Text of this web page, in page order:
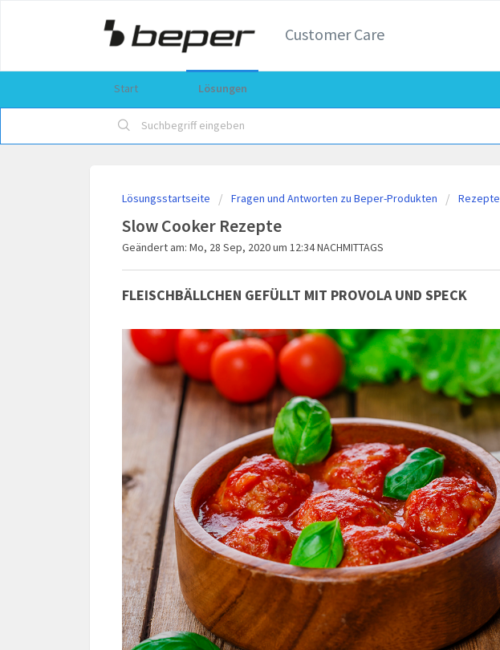
Customer Care
Start Lösungen
Lösungsstartseite Fragen und Antworten zu Beper-Produkten Rezepte
Slow Cooker Rezepte
Geändert am: Mo, 28 Sep, 2020 um 12:34 NACHMITTAGS
FLEISCHBÄLLCHEN GEFÜLLT MIT PROVOLA UND SPECK